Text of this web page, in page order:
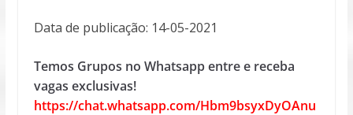
Data de publicação: 14-05-2021
Temos Grupos no Whatsapp entre e receba
vagas exclusivas!
https://chat.whatsapp.com/Hbm9bsyxDyOAnu